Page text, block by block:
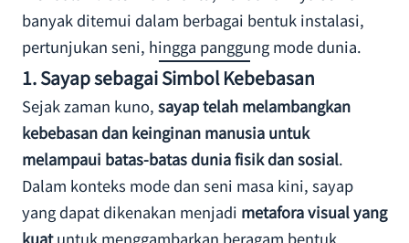
banyak ditemui dalam berbagai bentuk instalasi,
pertunjukan seni, hingga panggung mode dunia.
1.Sayap sebagai Simbol Kebebasan
Sejak zaman kuno, sayap telah melambangkan
kebebasan dan keinginan manusia untuk
melampaui batas-batas dunia fisik dan sosial.
Dalam konteks mode dan seni masa kini, sayap
yang dapat dikenakan menjadi metafora visual yang
kuatuntuk menggambarkan beragam bentuk